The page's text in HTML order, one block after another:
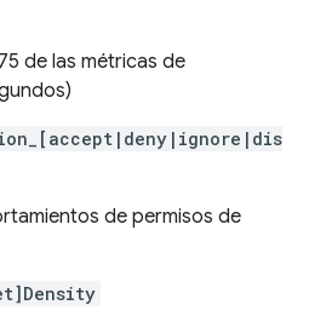
de las métricas de
de permisos de